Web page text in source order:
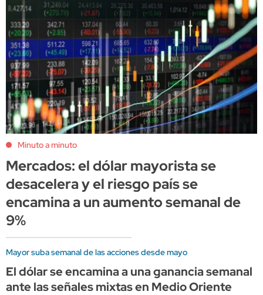
Minuto a minuto
Mercados: el dólar mayorista se
desacelera y el riesgo país se
encamina a un aumento semanal de
9%
Mayor suba semanal de las acciones desde mayo
El dólar se encamina a una ganancia semanal
ante las señales mixtas en Medio Oriente